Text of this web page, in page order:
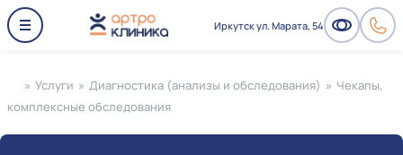
Иркутск ул. Марата, 54
» Услуги » Диагностика (анализы и обследования) » Чекапы,
комплексные обследования